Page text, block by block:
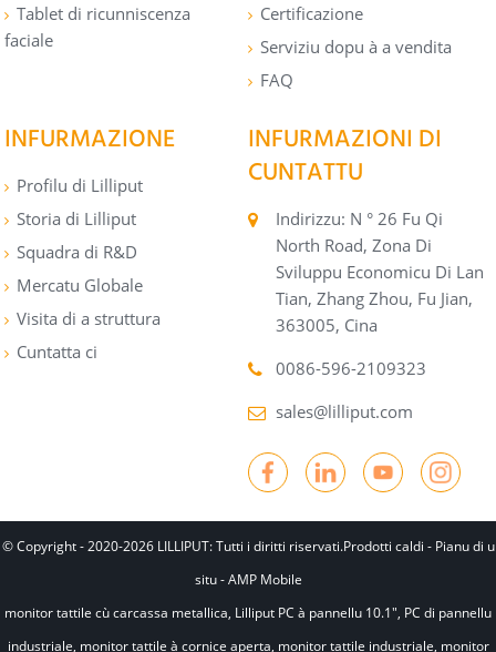
Tablet di ricunniscenza
faciale
Certificazione
Serviziu dopu à a vendita
FAQ
INFURMAZIONE
Profilu di Lilliput
Storia di Lilliput
Squadra di R&D
Mercatu Globale
Visita di a struttura
Cuntatta ci
INFURMAZIONI DI
CUNTATTU
Indirizzu: N ° 26 Fu Qi
North Road, Zona Di
Sviluppu Economicu Di Lan
Tian, ​​Zhang Zhou, Fu Jian,
363005, Cina
0086-596-2109323
sales@lilliput.com
© Copyright - 2020-2026 LILLIPUT: Tutti i diritti riservati.Prodotti caldi - Pianu di u
situ-AMP Mobile
monitor tattile cù carcassa metallica, Lilliput PC à pannellu 10.1", PC di pannellu
industriale, monitor tattile à cornice aperta, monitor tattile industriale, monitor